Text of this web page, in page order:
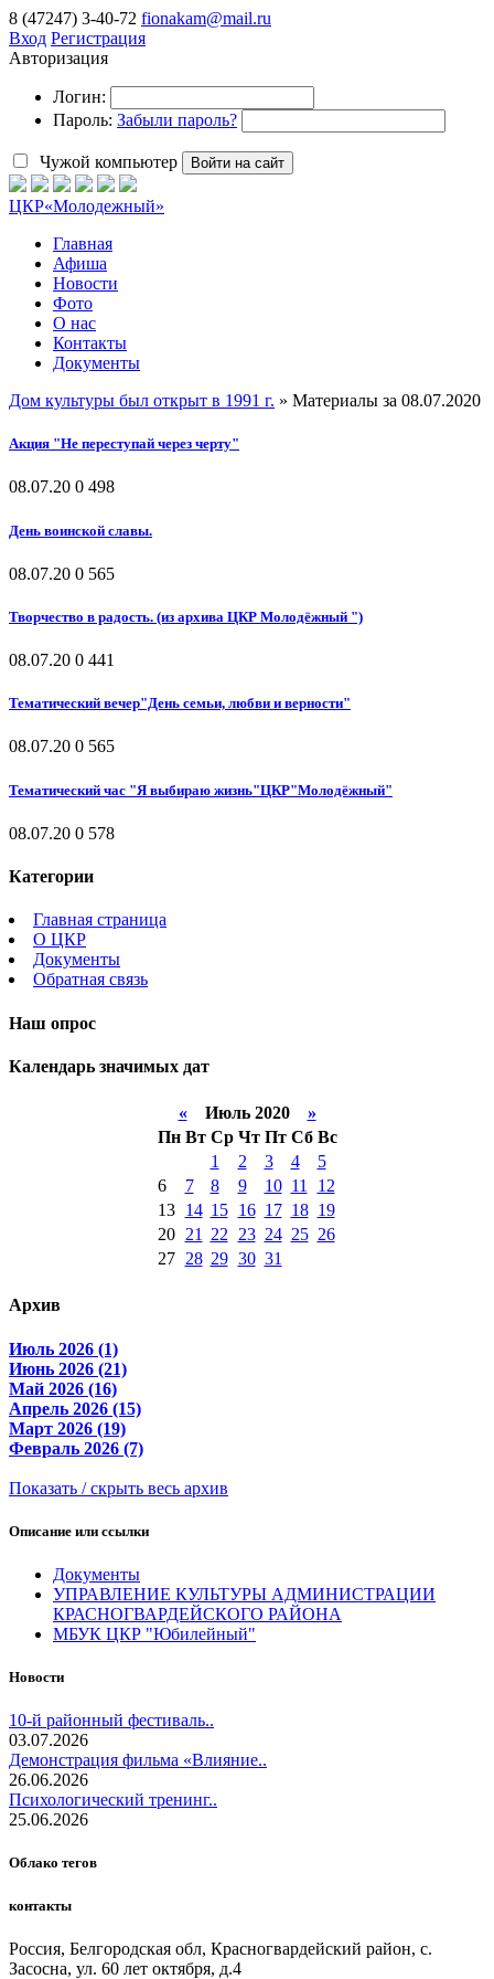
8 (47247) 3-40-72 fionakam@mail.ru
Вход Регистрация
Авторизация
Логин:
Пароль: Забыли пароль?
Чужой компьютер Войти на сайт
ЦКР«Молодежный»
Главная
Афиша
Новости
Фото
О нас
Контакты
Документы
Дом культуры был открыт в 1991 г. » Материалы за 08.07.2020
Акция "Не переступай через черту"
08.07.20 0 498
День воинской славы.
08.07.20 0 565
Творчество в радость. (из архива ЦКР Молодёжный ")
08.07.20 0 441
Тематический вечер"День семьи, любви и верности"
08.07.20 0 565
Тематический час "Я выбираю жизнь"ЦКР"Молодёжный"
08.07.20 0 578
Категории
Главная страница
О ЦКР
Документы
Обратная связь
Наш опрос
Календарь значимых дат
«Июль 2020 »
Пн Вт Ср Чт Пт Сб Вс
1
2 3 4
5
6
7 8 9 10 11
12
13
14 15 16 17 18 19
20
21 22 23 24 25 26
27
28 29 30 31
Архив
Июль 2026 (1)
Июнь 2026 (21)
Май 2026 (16)
Апрель 2026 (15)
Март 2026 (19)
Февраль 2026 (7)
Показать / скрыть весь архив
Описание или ссылки
Документы
УПРАВЛЕНИЕ КУЛЬТУРЫ АДМИНИСТРАЦИИ
КРАСНОГВАРДЕЙСКОГО РАЙОНА
МБУК ЦКР "Юбилейный"
Новости
10-й районный фестиваль..
03.07.2026
Демонстрация фильма «Влияние..
26.06.2026
Психологический тренинг..
25.06.2026
Облако тегов
контакты
Россия, Белгородская обл, Красногвардейский район, с.
Засосна, ул. 60 лет октября, д.4